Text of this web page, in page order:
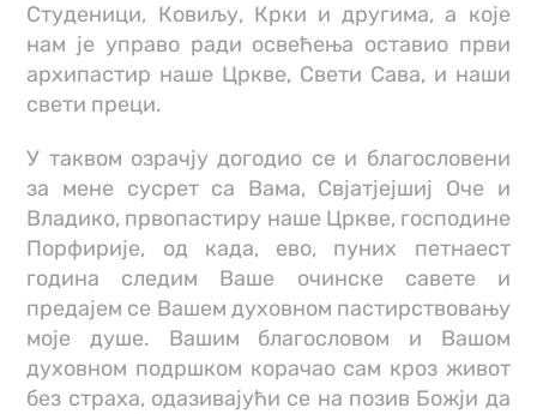
Студеници, Ковиљу, Крки и другима, а које
нам је управо ради освећења оставио први
архипастир наше Цркве, Свети Сава, и наши
свети преци.
У таквом озрачју догодио се и благословени
за мене сусрет са Вама, Свјатјејшиј Оче и
Владико, првопастиру наше Цркве, господине
Порфирије, од када, ево, пуних петнаест
година следим Ваше очинске савете и
предајем се Вашем духовном пастирствовању
моје душе. Вашим благословом и Вашом
духовном подршком корачао сам кроз живот
без страха, одазивајући се на позив Божји да